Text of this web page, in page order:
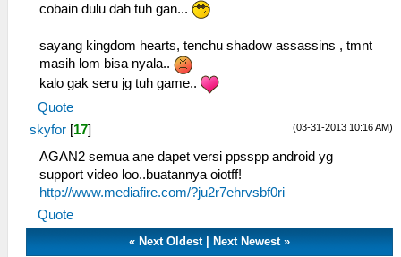
cobain dulu dah tuh gan...
sayang kingdom hearts, tenchu shadow assassins , tmnt
masih lom bisa nyala..
kalo gak seru jg tuh game..
Quote
(03-31-2013 10:16 AM)
skyfor [17]
AGAN2 semua ane dapet versi ppsspp android yg
support video loo..buatannya oiotff!
http://www.mediafire.com/?ju2r7ehrvsbf0ri
Quote
« Next Oldest Next Newest »